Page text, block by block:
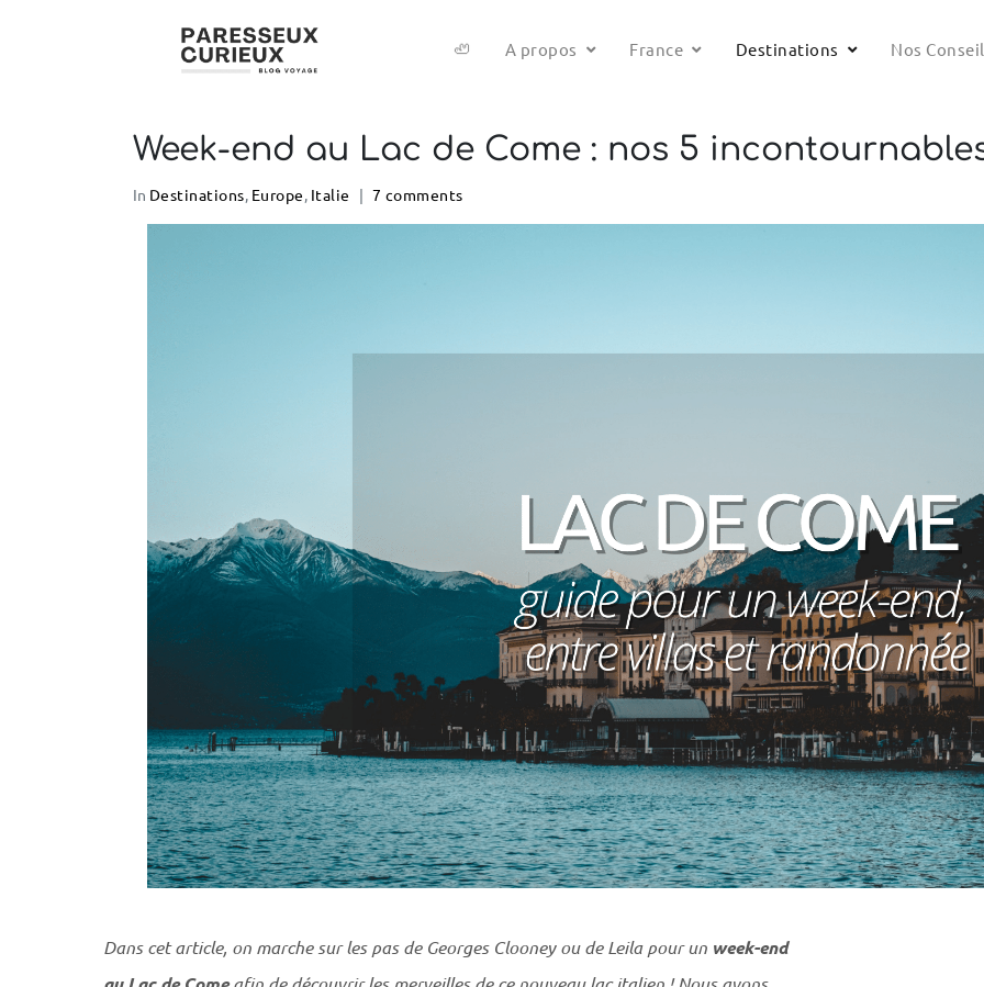
🦥 A propos France Destinations Nos
Week-end au Lac de Come : nos 5
In Destinations, Europe, Italie 7 comments
Dans cet article, on marche sur les pas de Georges Clooney ou de Leila pour un week-end